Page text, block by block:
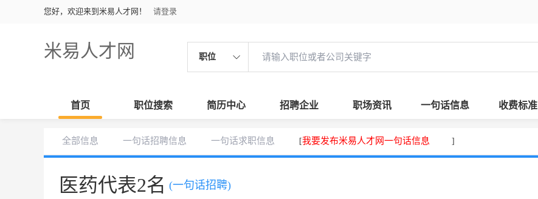
您好，欢迎来到米易人才网！ 请登录
米易人才网 职位
首页 职位搜索 简历中心 招聘企业 职场资讯 一句话信息 收费标准
全部信息 一句话招聘信息 一句话求职信息 [我要发布米易人才网一句话信息 ]
医药代表2名 (一句话招聘)